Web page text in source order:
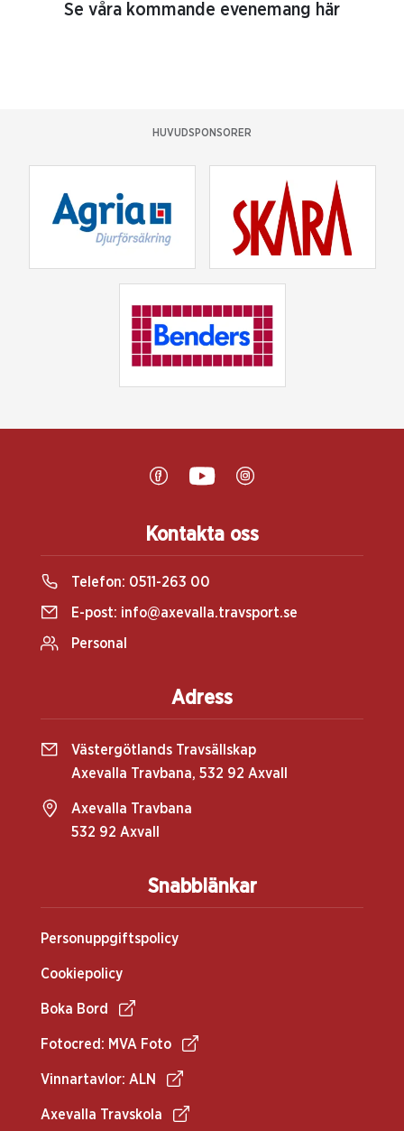
Se våra kommande evenemang här
HUVUDSPONSORER
Snabblänkar
Personuppgiftspolicy
Cookiepolicy
Boka Bord
Fotocred: MVA Foto
Vinnartavlor: ALN
Axevalla Travskola
Kontakta oss
Telefon: 0511-263 00
E-post: info@axevalla.travsport.se
Personal
Adress
Västergötlands Travsällskap
Axevalla Travbana, 532 92 Axvall
Axevalla Travbana
532 92 Axvall